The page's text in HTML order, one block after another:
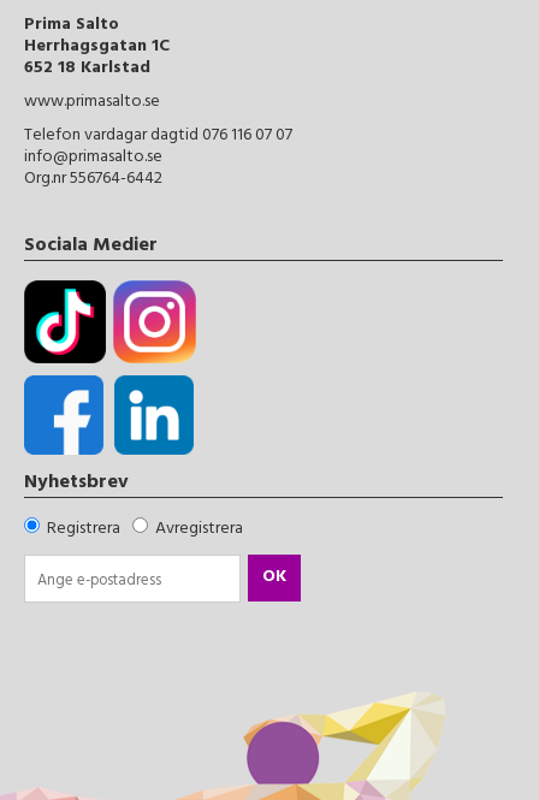
Prima Salto
Herrhagsgatan 1C
652 18 Karlstad
www.primasalto.se
Telefon vardagar dagtid 076 116 07 07
info@primasalto.se
Org.nr 556764-6442
Sociala Medier
Nyhetsbrev
Registrera
Avregistrera
OK